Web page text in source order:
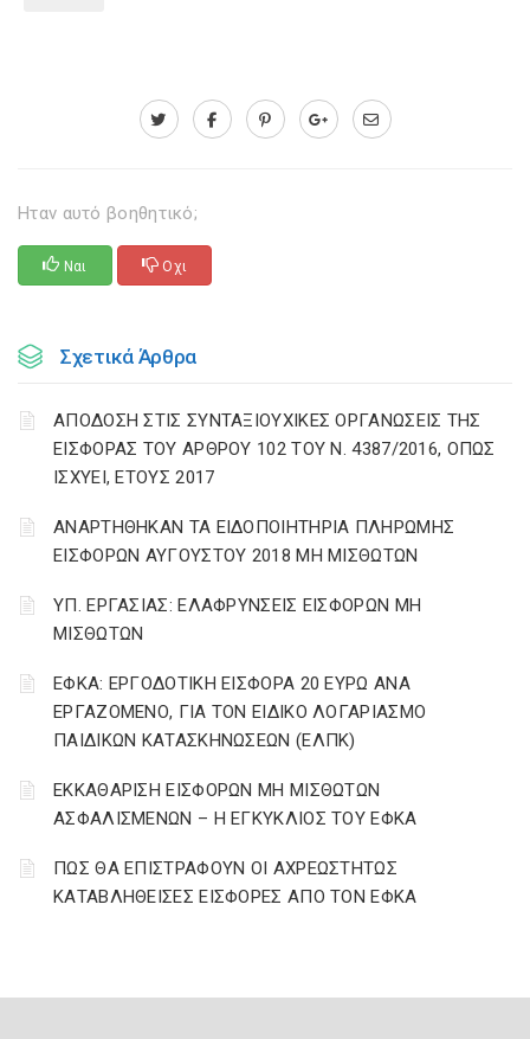
Ηταν αυτό βοηθητικό;
Ναι Οχι
Σχετικά Άρθρα
ΑΠΟΔΟΣΗ ΣΤΙΣ ΣΥΝΤΑΞΙΟΥΧΙΚΕΣ ΟΡΓΑΝΩΣΕΙΣ ΤΗΣ
ΕΙΣΦΟΡΑΣ ΤΟΥ ΑΡΘΡΟΥ 102 ΤΟΥ Ν. 4387/2016, ΟΠΩΣ
ΙΣΧΥΕΙ, ΕΤΟΥΣ 2017
ΑΝΑΡΤΗΘΗΚΑΝ ΤΑ ΕΙΔΟΠΟΙΗΤΗΡΙΑ ΠΛΗΡΩΜΗΣ
ΕΙΣΦΟΡΩΝ ΑΥΓΟΥΣΤΟΥ 2018 ΜΗ ΜΙΣΘΩΤΩΝ
ΥΠ. ΕΡΓΑΣΙΑΣ: ΕΛΑΦΡΥΝΣΕΙΣ ΕΙΣΦΟΡΩΝ ΜΗ
ΜΙΣΘΩΤΩΝ
ΕΦΚΑ: ΕΡΓΟΔΟΤΙΚΗ ΕΙΣΦΟΡΑ 20 ΕΥΡΩ ΑΝΑ
ΕΡΓΑΖΟΜΕΝΟ, ΓΙΑ ΤΟΝ ΕΙΔΙΚΟ ΛΟΓΑΡΙΑΣΜΟ
ΠΑΙΔΙΚΩΝ ΚΑΤΑΣΚΗΝΩΣΕΩΝ (ΕΛΠΚ)
ΕΚΚΑΘΑΡΙΣΗ ΕΙΣΦΟΡΩΝ ΜΗ ΜΙΣΘΩΤΩΝ
ΑΣΦΑΛΙΣΜΕΝΩΝ – Η ΕΓΚΥΚΛΙΟΣ ΤΟΥ ΕΦΚΑ
ΠΩΣ ΘΑ ΕΠΙΣΤΡΑΦΟΥΝ ΟΙ ΑΧΡΕΩΣΤΗΤΩΣ
ΚΑΤΑΒΛΗΘΕΙΣΕΣ ΕΙΣΦΟΡΕΣ ΑΠΟ ΤΟΝ ΕΦΚΑ